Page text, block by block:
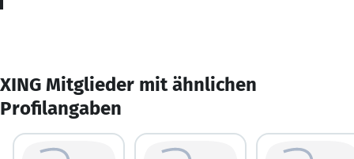
XING Mitglieder mit ähnlichen
Profilangaben